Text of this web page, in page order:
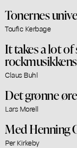
Tonernes
Toufic Kerbage
It takes a lot
Claus Buhl
Det grønne
Lars Morell
Med Henning
Per Kirkeby